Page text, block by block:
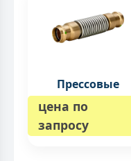
Прессовые
цена по
запросу